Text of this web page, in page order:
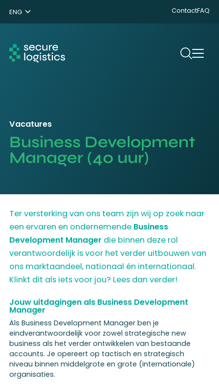
ENG
NL
DE
ContactFAQ
Vacatures
Business Development
Manager (40 uur)
Ter versterking van ons team zijn wij op zoek naar
een ervaren en ondernemende Business
Development Manager die binnen deze rol
verantwoordelijk is voor het verder uitbouwen van
ons marktaandeel, nationaal én internationaal.
Klinkt dit als iets voor jou? Lees dan verder!
Jouw uitdagingen als Business Development
Manager
Als Business Development Manager ben je
eindverantwoordelijk voor zowel strategische new
business als het verder ontwikkelen van bestaande
accounts. Je opereert op tactisch en strategisch
niveau binnen middelgrote en grote (internationale)
organisaties.